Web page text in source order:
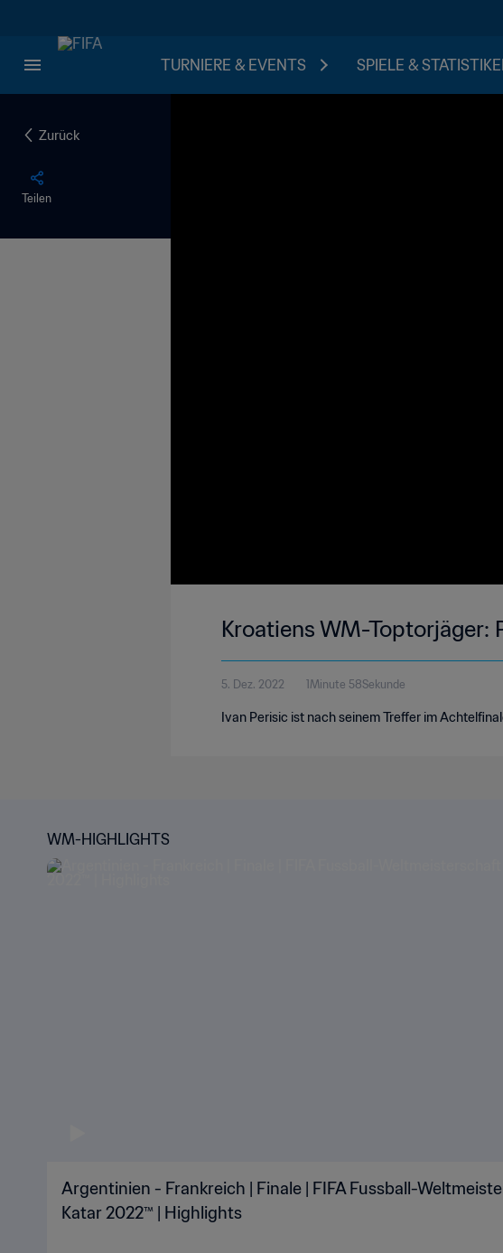
TURNIERE & EVENTS SPIELE &
Zurück
Teilen
Kroatiens WM-Toptorjäger:
5. Dez. 2022 1Minute 58Sekunde
Ivan Perisic ist nach seinem Treffer im
WM-HIGHLIGHTS
Argentinien - Frankreich | Finale | FIFA Fussball-
Katar 2022™ | Highlights